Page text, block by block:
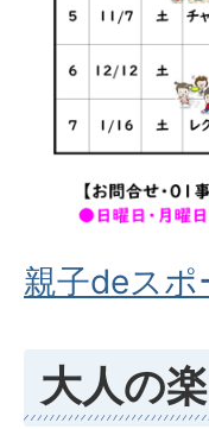
親子deスポ
大人の